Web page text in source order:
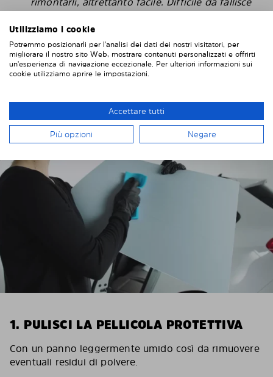
con l'installazione. Penso che questi sembrino
più intelligenti delle pellicole protettive che
attacchi direttamente alla finestra. "
Robert
INSTALLAZIONE DI SOLARPLEXIUS
1. PULISCI LA PELLICOLA PROTETTIVA
Con un panno leggermente umido così da rimuovere
eventuali residui di polvere.
Utilizziamo i cookie
Potremmo posizionarli per l'analisi dei dati dei nostri visitatori, per
migliorare il nostro sito Web, mostrare contenuti personalizzati e offrirti
un'esperienza di navigazione eccezionale. Per ulteriori informazioni sui
cookie utilizziamo aprire le impostazioni.
Accettare tutti
Più opzioni Negare